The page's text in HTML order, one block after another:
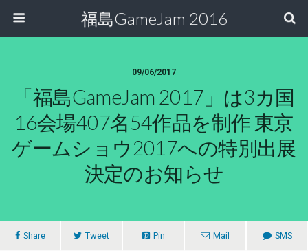
福島GameJam 2016
09/06/2017
「福島GameJam 2017」は3カ国
16会場407名54作品を制作 東京
ゲームショウ2017への特別出展
決定のお知らせ
Share Tweet Pin Mail SMS